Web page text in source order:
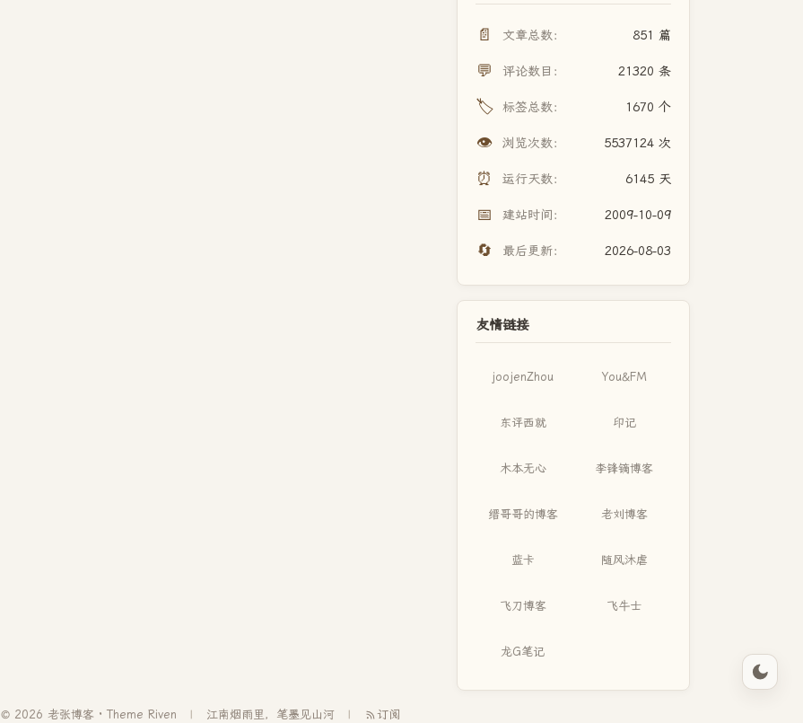
📄 文章总数： 851 篇
💬 评论数目： 21320 条
🏷️ 标签总数： 1670 个
👁️ 浏览次数： 5537124 次
⏰ 运行天数： 6145 天
📅 建站时间： 2009-10-09
🔄 最后更新： 2026-08-03
友情链接
joojenZhou You&FM
东评西就 印记
木本无心 李锋镝博客
缙哥哥的博客 老刘博客
蓝卡 随风沐虐
飞刀博客 飞牛士
龙G笔记
© 2026 老张博客 · Theme Riven 江南烟雨里，笔墨见山河 订阅